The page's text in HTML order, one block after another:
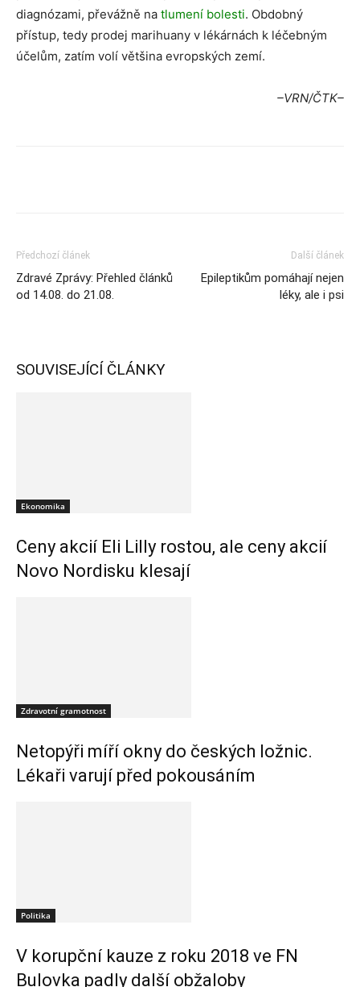
diagnózami, převážně na tlumení bolesti. Obdobný
přístup, tedy prodej marihuany v lékárnách k léčebným
účelům, zatím volí většina evropských zemí.
–VRN/ČTK–
Předchozí článek
Zdravé Zprávy: Přehled článků
od 14.08. do 21.08.
Další článek
Epileptikům pomáhají nejen
léky, ale i psi
SOUVISEJÍCÍ ČLÁNKY
Ekonomika
Ceny akcií Eli Lilly rostou, ale ceny akcií
Novo Nordisku klesají
Zdravotní gramotnost
Netopýři míří okny do českých ložnic.
Lékaři varují před pokousáním
Politika
V korupční kauze z roku 2018 ve FN
Bulovka padly další obžaloby